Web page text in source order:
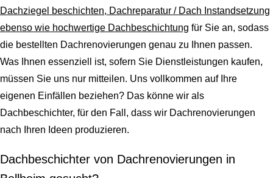
Dachziegel beschichten, Dachreparatur / Dach Instandsetzung
ebenso wie hochwertige Dachbeschichtung für Sie an, sodass
die bestellten Dachrenovierungen genau zu Ihnen passen.
Was Ihnen essenziell ist, sofern Sie Dienstleistungen kaufen,
müssen Sie uns nur mitteilen. Uns vollkommen auf Ihre
eigenen Einfällen beziehen? Das könne wir als
Dachbeschichter, für den Fall, dass wir Dachrenovierungen
nach Ihren Ideen produzieren.
Dachbeschichter von Dachrenovierungen in